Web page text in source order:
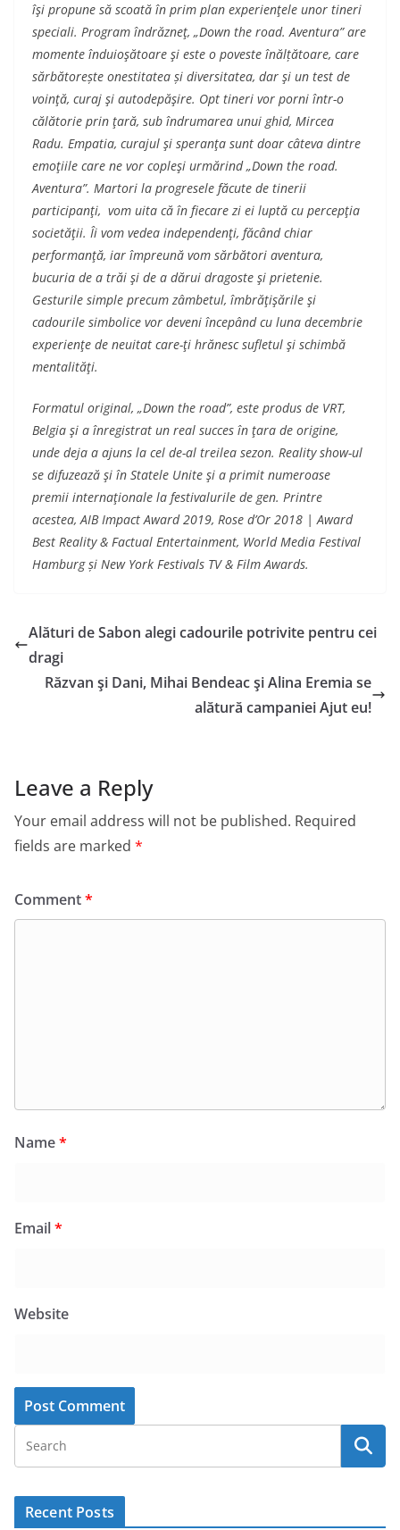
îşi propune să scoată în prim plan experienţele unor tineri
speciali. Program îndrăzneţ, „Down the road. Aventura” are
momente înduioşătoare şi este o poveste înălțătoare, care
sărbătorește onestitatea și diversitatea, dar şi un test de
voinţă, curaj şi autodepăşire. Opt tineri vor porni într-o
călătorie prin ţară, sub îndrumarea unui ghid, Mircea
Radu. Empatia, curajul şi speranţa sunt doar câteva dintre
emoţiile care ne vor copleşi urmărind „Down the road.
Aventura”. Martori la progresele făcute de tinerii
participanţi, vom uita că în fiecare zi ei luptă cu percepţia
societăţii. Îi vom vedea independenţi, făcând chiar
performanţă, iar împreună vom sărbători aventura,
bucuria de a trăi şi de a dărui dragoste şi prietenie.
Gesturile simple precum zâmbetul, îmbrăţişările şi
cadourile simbolice vor deveni începând cu luna decembrie
experienţe de neuitat care-ţi hrănesc sufletul şi schimbă
mentalităţi.
Formatul original, „Down the road”, este produs de VRT,
Belgia şi a înregistrat un real succes în ţara de origine,
unde deja a ajuns la cel de-al treilea sezon. Reality show-ul
se difuzează şi în Statele Unite şi a primit numeroase
premii internaţionale la festivalurile de gen. Printre
acestea, AIB Impact Award 2019, Rose d’Or 2018 | Award
Best Reality & Factual Entertainment, World Media Festival
Hamburgși New York Festivals TV & Film Awards.
Alături de Sabon alegi cadourile potrivite pentru cei
dragi
Răzvan şi Dani, Mihai Bendeac şi Alina Eremia se
alătură campaniei Ajut eu!
Leave a Reply
Your email address will not be published. Required
fields are marked *
Comment*
Name*
Email*
Website
Recent Posts